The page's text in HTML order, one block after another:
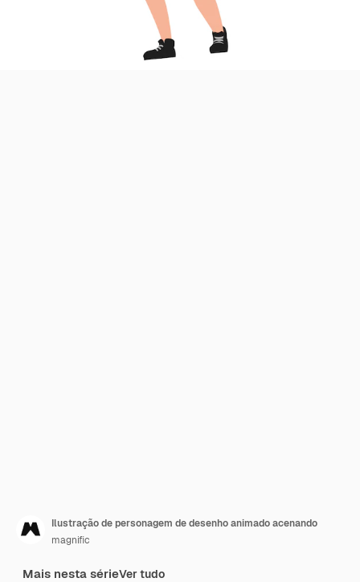
Ilustração de personagem de desenho animado acenando
magnific
Mais nesta sérieVer tudo